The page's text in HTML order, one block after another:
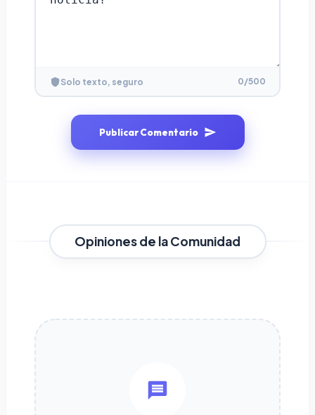
Solo texto, seguro 0/500
Publicar Comentario
Opiniones de la Comunidad